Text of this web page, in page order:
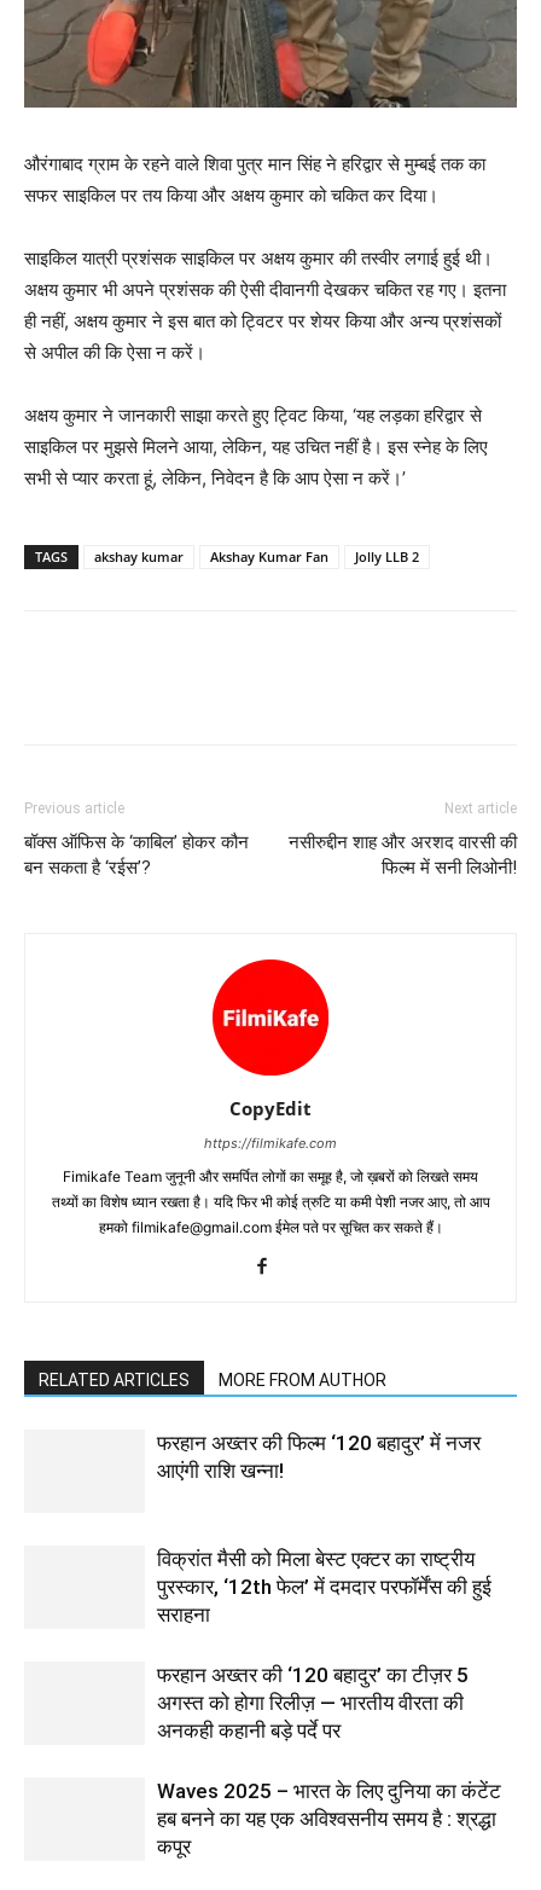
औरंगाबाद ग्राम के रहने वाले शिवा पुत्र मान सिंह ने हरिद्वार से मुम्‍बई तक का
सफर साइकिल पर तय किया और अक्षय कुमार को चकित कर दिया।
साइकिल यात्री प्रशंसक साइकिल पर अक्षय कुमार की तस्‍वीर लगाई हुई थी।
अक्षय कुमार भी अपने प्रशंसक की ऐसी दीवानगी देखकर चकित रह गए। इतना
ही नहीं, अक्षय कुमार ने इस बात को ट्विटर पर शेयर किया और अन्‍य प्रशंसकों
से अपील की कि ऐसा न करें।
अक्षय कुमार ने जानकारी साझा करते हुए ट्विट किया, ‘यह लड़का हरिद्वार से
साइकिल पर मुझसे मिलने आया, लेकिन, यह उचित नहीं है। इस स्‍नेह के लिए
सभी से प्‍यार करता हूं, लेकिन, निवेदन है कि आप ऐसा न करें।’
TAGS akshay kumar Akshay Kumar Fan Jolly LLB 2
Previous article
बॉक्‍स ऑफिस के ‘काबिल’ होकर कौन
बन सकता है ‘रईस’?
Next article
नसीरुद्दीन शाह और अरशद वारसी की
फिल्‍म में सनी लिओनी!
CopyEdit
https://filmikafe.com
Fimikafe Team जुनूनी और समर्पित लोगों का समूह है, जो ख़बरों को लिखते समय
तथ्‍यों का विशेष ध्‍यान रखता है। यदि फिर भी कोई त्रुटि या कमी पेशी नजर आए, तो आप
हमको filmikafe@gmail.com ईमेल पते पर सूचित कर सकते हैं।
RELATED ARTICLES MORE FROM AUTHOR
फरहान अख्तर की फिल्म ‘120 बहादुर’ में नजर
आएंगी राशि खन्ना!
विक्रांत मैसी को मिला बेस्ट एक्टर का राष्ट्रीय
पुरस्कार, ‘12th फेल’ में दमदार परफॉर्मेंस की हुई
सराहना
फरहान अख्तर की ‘120 बहादुर’ का टीज़र 5
अगस्त को होगा रिलीज़ — भारतीय वीरता की
अनकही कहानी बड़े पर्दे पर
Waves 2025 – भारत के लिए दुनिया का कंटेंट
हब बनने का यह एक अविश्वसनीय समय है : श्रद्धा
कपूर